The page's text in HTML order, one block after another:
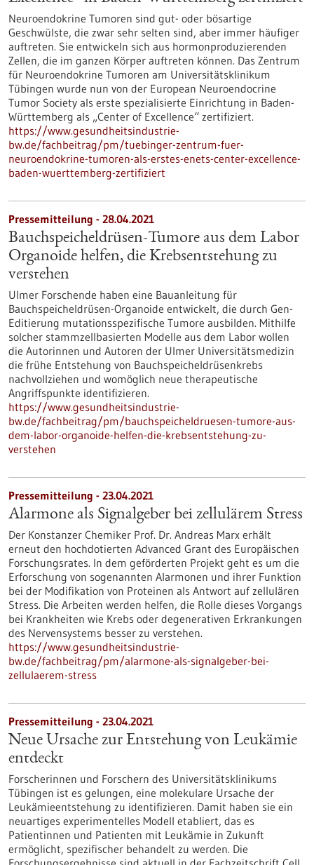
Neuroendokrine Tumoren sind gut- oder bösartige
Geschwülste, die zwar sehr selten sind, aber immer häufiger
auftreten. Sie entwickeln sich aus hormonproduzierenden
Zellen, die im ganzen Körper auftreten können. Das Zentrum
für Neuroendokrine Tumoren am Universitätsklinikum
Tübingen wurde nun von der European Neuroendocrine
Tumor Society als erste spezialisierte Einrichtung in Baden-
Württemberg als „Center of Excellence“ zertifiziert.
https://www.gesundheitsindustrie-
bw.de/fachbeitrag/pm/tuebinger-zentrum-fuer-
neuroendokrine-tumoren-als-erstes-enets-center-excellence-
baden-wuerttemberg-zertifiziert
Pressemitteilung - 28.04.2021
Bauchspeicheldrüsen-Tumore aus dem Labor
Organoide helfen, die Krebsentstehung zu
verstehen
Ulmer Forschende haben eine Bauanleitung für
Bauchspeicheldrüsen-Organoide entwickelt, die durch Gen-
Editierung mutationsspezifische Tumore ausbilden. Mithilfe
solcher stammzellbasierten Modelle aus dem Labor wollen
die Autorinnen und Autoren der Ulmer Universitätsmedizin
die frühe Entstehung von Bauchspeicheldrüsenkrebs
nachvollziehen und womöglich neue therapeutische
Angriffspunkte identifizieren.
https://www.gesundheitsindustrie-
bw.de/fachbeitrag/pm/bauchspeicheldruesen-tumore-aus-
dem-labor-organoide-helfen-die-krebsentstehung-zu-
verstehen
Pressemitteilung - 23.04.2021
Alarmone als Signalgeber bei zellulärem Stress
Der Konstanzer Chemiker Prof. Dr. Andreas Marx erhält
erneut den hochdotierten Advanced Grant des Europäischen
Forschungsrates. In dem geförderten Projekt geht es um die
Erforschung von sogenannten Alarmonen und ihrer Funktion
bei der Modifikation von Proteinen als Antwort auf zellulären
Stress. Die Arbeiten werden helfen, die Rolle dieses Vorgangs
bei Krankheiten wie Krebs oder degenerativen Erkrankungen
des Nervensystems besser zu verstehen.
https://www.gesundheitsindustrie-
bw.de/fachbeitrag/pm/alarmone-als-signalgeber-bei-
zellulaerem-stress
Pressemitteilung - 23.04.2021
Neue Ursache zur Entstehung von Leukämie
entdeckt
Forscherinnen und Forschern des Universitätsklinikums
Tübingen ist es gelungen, eine molekulare Ursache der
Leukämieentstehung zu identifizieren. Damit haben sie ein
neuartiges experimentelles Modell etabliert, das es
Patientinnen und Patienten mit Leukämie in Zukunft
ermöglicht, spezifischer behandelt zu werden. Die